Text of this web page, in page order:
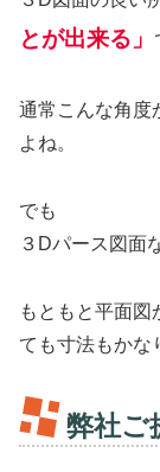
とが出来る」
通常こんな角度
よね。
でも
３Dパース図面
もともと平面図
ても寸法もかな
弊社ご